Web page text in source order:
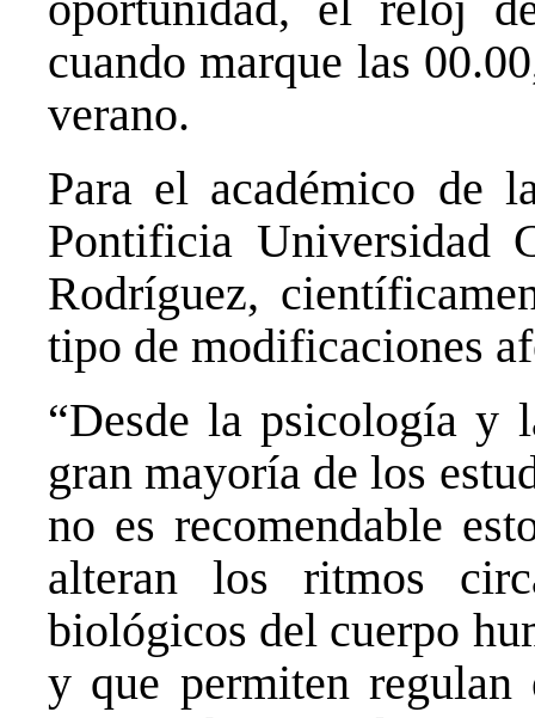
cuando marque las
verano.
Para el académico de
Pontificia Universidad
Rodríguez,
tipo de modificaciones
“Desde la psicología y
gran mayoría de los
no es recomendable
alteran los ritmos
biológicos del cuerpo
y que permiten